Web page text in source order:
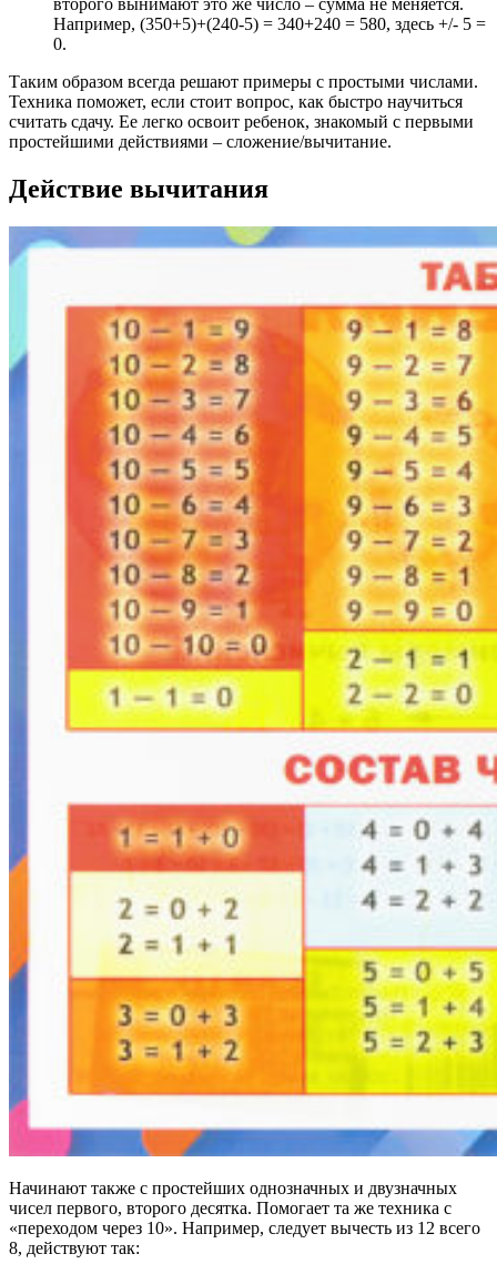
второго вынимают это же число – сумма не меняется.
Например, (350+5)+(240-5) = 340+240 = 580, здесь +/- 5 =
0.
Таким образом всегда решают примеры с простыми числами.
Техника поможет, если стоит вопрос, как быстро научиться
считать сдачу. Ее легко освоит ребенок, знакомый с первыми
простейшими действиями – сложение/вычитание.
Действие вычитания
Начинают также с простейших однозначных и двузначных
чисел первого, второго десятка. Помогает та же техника с
«переходом через 10». Например, следует вычесть из 12 всего
8, действуют так: